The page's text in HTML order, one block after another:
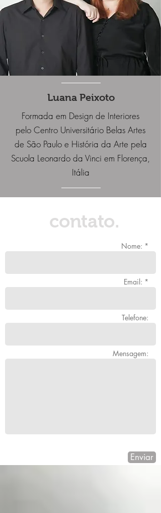
Luana Peixoto
Formada em Design de Interiores
pelo Centro Universitário Belas Artes
de São Paulo e História da Arte pela
Scuola Leonardo da Vinci em Florença,
Itália
contato.
Nome: *
Email: *
Telefone:
Mensagem:
Enviar